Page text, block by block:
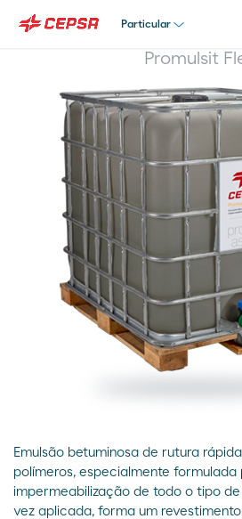
Particular
Empresa
Distribuidor
Promulsit
Emulsão betuminosa de rutura
polímeros, especialmente formulada
impermeabilização de todo o tipo
vez aplicada, forma um